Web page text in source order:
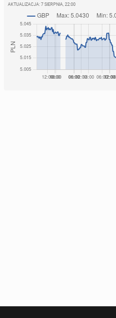
AKTUALIZACJA: 7 SIERPNIA, 22:00